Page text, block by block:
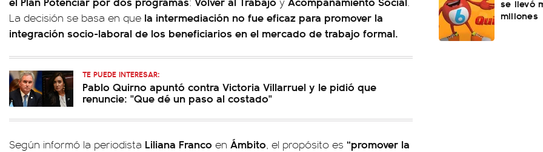
La decisión se basa en que la intermediación no fue eficaz para promover la
integración socio-laboral de los beneficiarios en el mercado de trabajo formal.
TE PUEDE INTERESAR:
Pablo Quirno apuntó contra Victoria Villarruel y le pidió que
renuncie: "Que dé un paso al costado"
Según informó la periodista Liliana Franco en Ámbito, el propósito es “promover la
se llevó
millones